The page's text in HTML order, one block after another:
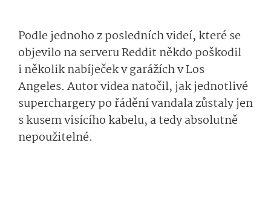
Podle jednoho z posledních videí, které se
objevilo na serveru Reddit někdo poškodil
i několik nabíječek v garážích v Los
Angeles. Autor videa natočil, jak jednotlivé
superchargery po řádění vandala zůstaly jen
s kusem visícího kabelu, a tedy absolutně
nepoužitelné.